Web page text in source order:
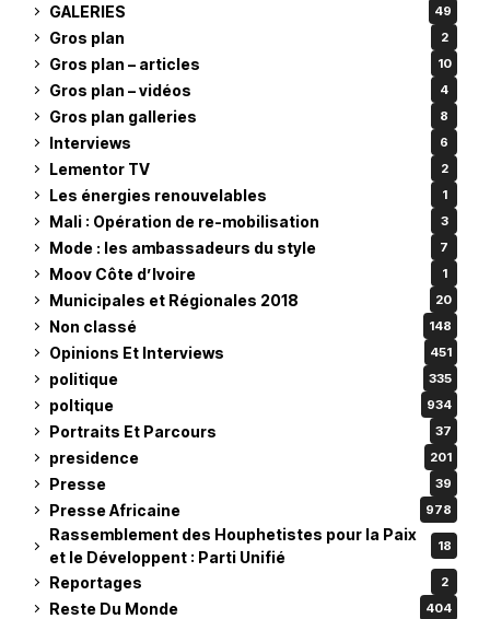
GALERIES 49
Gros plan 2
Gros plan – articles 10
Gros plan – vidéos 4
Gros plan galleries 8
Interviews 6
Lementor TV 2
Les énergies renouvelables 1
Mali : Opération de re-mobilisation 3
Mode : les ambassadeurs du style 7
Moov Côte d’Ivoire 1
Municipales et Régionales 2018 20
Non classé 148
Opinions Et Interviews 451
politique 335
poltique 934
Portraits Et Parcours 37
presidence 201
Presse 39
Presse Africaine 978
Rassemblement des Houphetistes pour la Paix
et le Développent : Parti Unifié
18
Reportages 2
Reste Du Monde 404